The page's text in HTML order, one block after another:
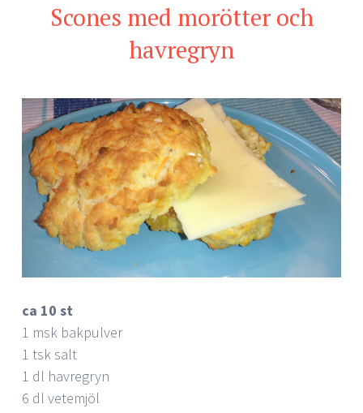
Scones med morötter och
havregryn
ca 10 st
1 msk bakpulver
1 tsk salt
1 dl havregryn
6 dl vetemjöl